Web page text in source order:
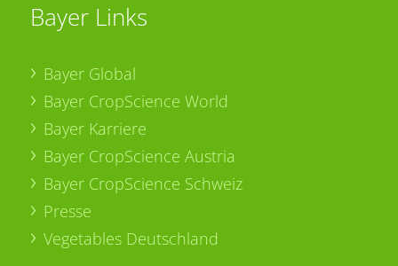
Bayer Links
Bayer Global
Bayer CropScience World
Bayer Karriere
Bayer CropScience Austria
Bayer CropScience Schweiz
Presse
Vegetables Deutschland